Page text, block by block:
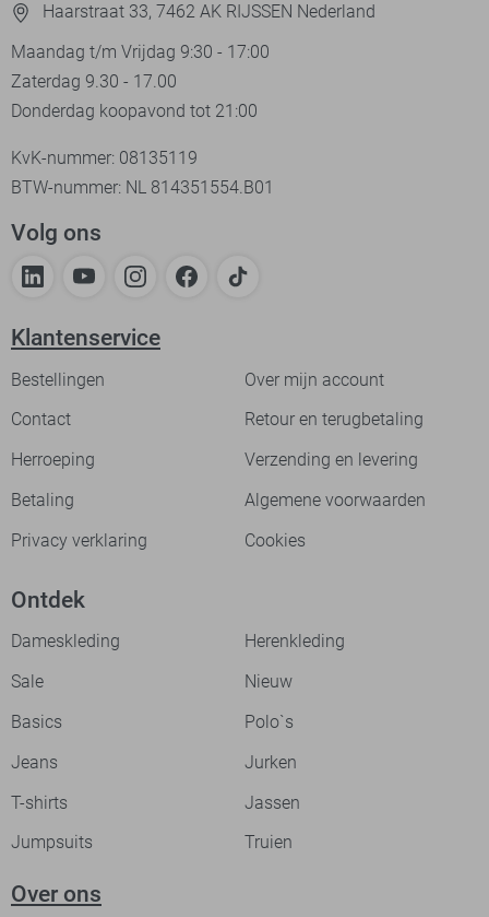
Haarstraat 33, 7462 AK RIJSSEN Nederland
Maandag t/m Vrijdag 9:30 - 17:00
Zaterdag 9.30 - 17.00
Donderdag koopavond tot 21:00
KvK-nummer: 08135119
BTW-nummer: NL 814351554.B01
Volg ons
Klantenservice
Bestellingen
Over mijn account
Contact
Retour en terugbetaling
Herroeping
Verzending en levering
Betaling
Algemene voorwaarden
Privacy verklaring
Cookies
Ontdek
Dameskleding
Herenkleding
Sale
Nieuw
Basics
Polo`s
Jeans
Jurken
T-shirts
Jassen
Jumpsuits
Truien
Over ons